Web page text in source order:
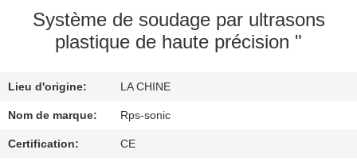
VISITE
D'USINE
CONTRÔLE
DE
QUALITÉ
Système de soudage par ultrasons
plastique de haute précision "
Lieu d'origine: LA CHINE
Nom de marque: Rps-sonic
Certification: CE